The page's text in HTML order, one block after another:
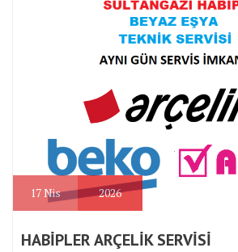
17Nis 2026
HABİPLER ARÇELİK SERVİSİ